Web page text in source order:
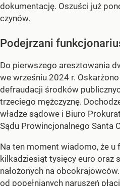
dokumentację. Oszuści już
czynów.
Podejrzani
Do pierwszego aresztowania
we wrześniu 2024 r.
defraudacji środków
trzeciego mężczyznę.
władze sądowe i Biuro
Sądu Prowincjonalnego Santa
Na ten moment wiadomo, że u
kilkadziesiąt tysięcy euro oraz
nałożonych na
od popełnianych naruszeń